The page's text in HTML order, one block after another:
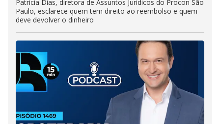
Patrícia Dias, diretora de Assuntos Jurídicos do Procon São
Paulo, esclarece quem tem direito ao reembolso e quem
deve devolver o dinheiro